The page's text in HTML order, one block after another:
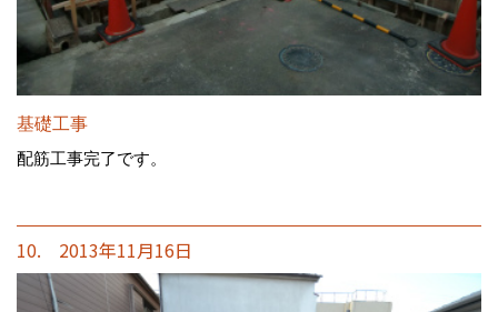
基礎工事
配筋工事完了です。
10. 2013年11月16日